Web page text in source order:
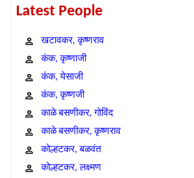
Latest People
खटावकर, कृष्णराव
कंक, कृष्णाजी
कंक, येसाजी
कंक, कृष्णजी
काळे बसणीकर, गोविंद
काळे बसणीकर, कृष्णराव
कोल्हटकर, बळवंत
कोल्हटकर, लक्ष्मण